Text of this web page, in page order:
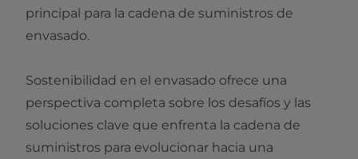
principal para la cadena de suministros de
envasado.
Sostenibilidad en el envasado ofrece una
perspectiva completa sobre los desafíos y las
soluciones clave que enfrenta la cadena de
suministros para evolucionar hacia una